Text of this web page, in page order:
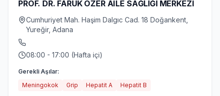
PROF. DR. FARUK OZER AİLE SAĞLIĞI MERKEZİ
Cumhuriyet Mah. Haşim Dalgıc Cad. 18 Doğankent,
Yureğir, Adana
08:00 - 17:00 (Hafta içi)
Gerekli Aşılar:
Meningokok
Grip Hepatit A Hepatit B